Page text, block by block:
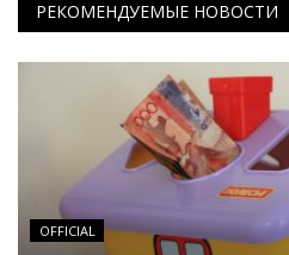
РЕКОМЕНДУЕМЫЕ НОВОСТИ
OFFICIAL